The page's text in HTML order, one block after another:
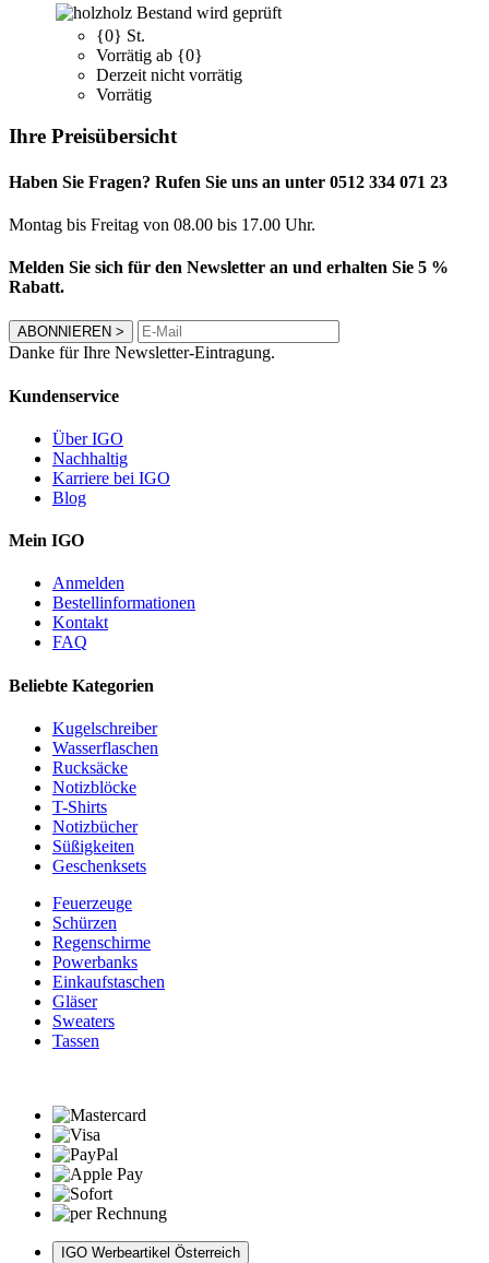
holz Bestand wird geprüft
{0} St.
Vorrätig ab {0}
Derzeit nicht vorrätig
Vorrätig
Ihre Preisübersicht
Haben Sie Fragen? Rufen Sie uns an unter 0512 334 071 23
Montag bis Freitag von 08.00 bis 17.00 Uhr.
Melden Sie sich für den Newsletter an und erhalten Sie 5 %
Rabatt.
ABONNIEREN >
Danke für Ihre Newsletter-Eintragung.
Kundenservice
Über IGO
Nachhaltig
Karriere bei IGO
Blog
Mein IGO
Anmelden
Bestellinformationen
Kontakt
FAQ
Beliebte Kategorien
Kugelschreiber
Wasserflaschen
Rucksäcke
Notizblöcke
T-Shirts
Notizbücher
Süßigkeiten
Geschenksets
Feuerzeuge
Schürzen
Regenschirme
Powerbanks
Einkaufstaschen
Gläser
Sweaters
Tassen
IGO Werbeartikel Österreich